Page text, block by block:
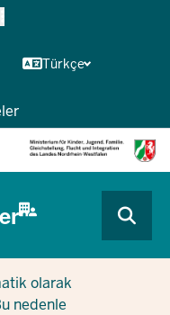
Türkçe
BELEDIYELER IÇIN
olarak
nedenle